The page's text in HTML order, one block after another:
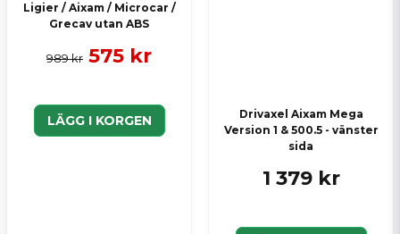
Ligier / Aixam / Microcar /
Grecav utan ABS
989 kr 575 kr
LÄGG I KORGEN
Drivaxel Aixam Mega
Version 1 & 500.5 - vänster
sida
1 379 kr